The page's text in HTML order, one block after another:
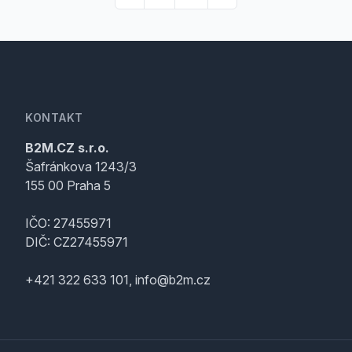
KONTAKT
B2M.CZ s.r.o.
Šafránkova 1243/3
155 00 Praha 5
IČO: 27455971
DIČ: CZ27455971
+421 322 633 101, info@b2m.cz